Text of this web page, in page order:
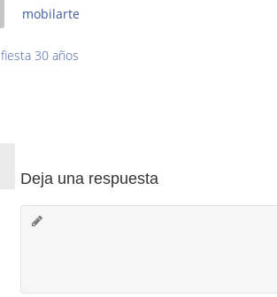
mobilarte
fiesta 30 años
Deja una respuesta